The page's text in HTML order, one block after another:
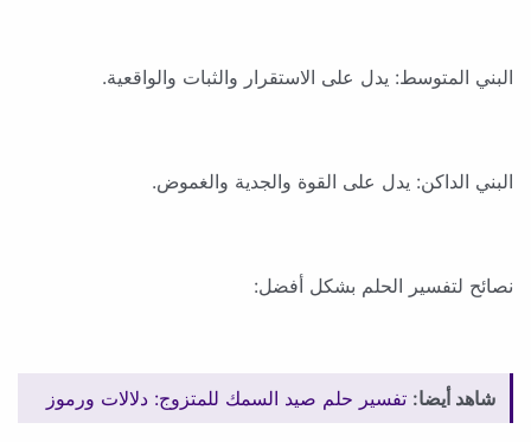
البني المتوسط: يدل على الاستقرار والثبات والواقعية.
البني الداكن: يدل على القوة والجدية والغموض.
نصائح لتفسير الحلم بشكل أفضل:
شاهد أيضا: تفسير حلم صيد السمك للمتزوج: دلالات ورموز